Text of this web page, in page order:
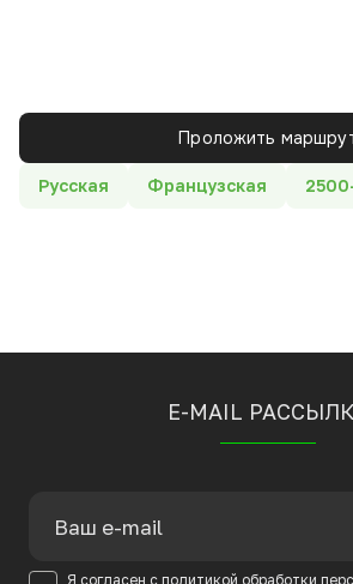
Проложить
Русская Французская
E-MAIL
Я согласен с политикой обработки